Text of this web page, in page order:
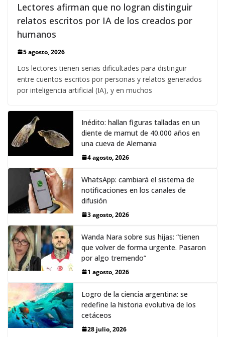
Lectores afirman que no logran distinguir
relatos escritos por IA de los creados por
humanos
5 agosto, 2026
Los lectores tienen serias dificultades para distinguir
entre cuentos escritos por personas y relatos generados
por inteligencia artificial (IA), y en muchos
Inédito: hallan figuras talladas en un
diente de mamut de 40.000 años en
una cueva de Alemania
4 agosto, 2026
WhatsApp: cambiará el sistema de
notificaciones en los canales de
difusión
3 agosto, 2026
Wanda Nara sobre sus hijas: “tienen
que volver de forma urgente. Pasaron
por algo tremendo”
1 agosto, 2026
Logro de la ciencia argentina: se
redefine la historia evolutiva de los
cetáceos
28 julio, 2026